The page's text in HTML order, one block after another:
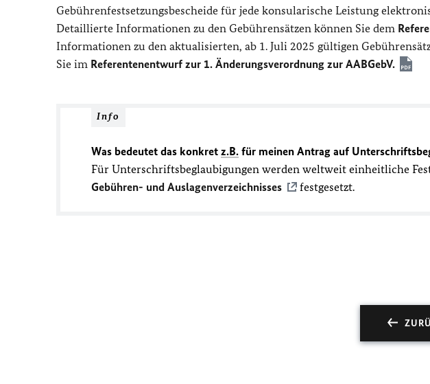
Gebührenfestsetzungsbescheide für jede konsularische Leistung
Detaillierte Informationen zu den Gebührensätzen können Sie dem
Informationen zu den aktualisierten, ab 1. Juli 2025 gültigen
Sie im Referentenentwurf zur 1. Änderungsverordnung zur AABGebV.
Info
Was bedeutet das konkret z.B. für meinen Antrag auf
Für Unterschriftsbeglaubigungen werden weltweit einheitliche
Gebühren- und Auslagenverzeichnisses
festgesetzt.